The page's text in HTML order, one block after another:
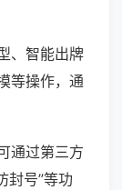
、智能出牌
等操作，通
通过第三方
封号”等功